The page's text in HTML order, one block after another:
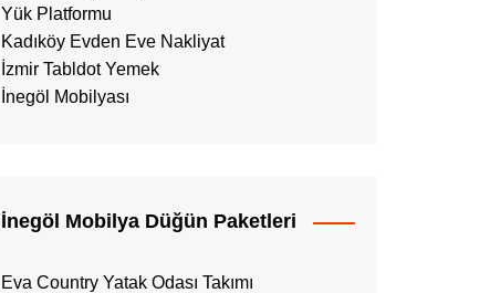
Yük Platformu
Kadıköy Evden Eve Nakliyat
İzmir Tabldot Yemek
İnegöl Mobilyası
İnegöl Mobilya Düğün Paketleri
Eva Country Yatak Odası Takımı